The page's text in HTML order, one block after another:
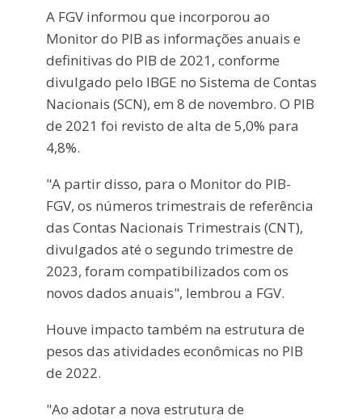
A FGV informou que incorporou ao
Monitor do PIB as informações anuais e
definitivas do PIB de 2021, conforme
divulgado pelo IBGE no Sistema de Contas
Nacionais (SCN), em 8 de novembro. O PIB
de 2021 foi revisto de alta de 5,0% para
4,8%.
"A partir disso, para o Monitor do PIB-
FGV, os números trimestrais de referência
das Contas Nacionais Trimestrais (CNT),
divulgados até o segundo trimestre de
2023, foram compatibilizados com os
novos dados anuais", lembrou a FGV.
Houve impacto também na estrutura de
pesos das atividades econômicas no PIB
de 2022.
"Ao adotar a nova estrutura de